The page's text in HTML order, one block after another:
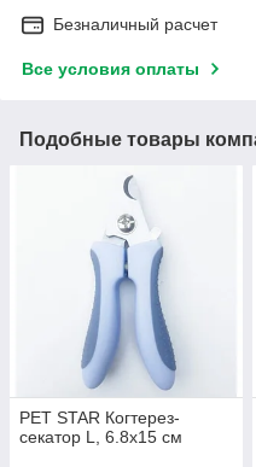
Безналичный расчет
Все условия оплаты
Подобные товары
PET STAR Когтерез-
секатор L, 6.8х15 см